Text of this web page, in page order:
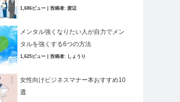
1,686ビュー 投稿者: 渡辺
メンタル強くなりたい人が自力でメン
タルを強くする6つの方法
1,625ビュー 投稿者: しょうり
女性向けビジネスマナー本おすすめ10
選